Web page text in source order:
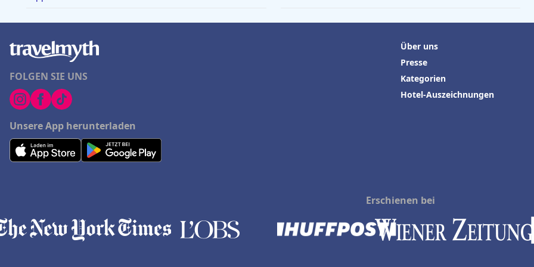
FOLGEN SIE UNS
Unsere App herunterladen
Über uns
Presse
Kategorien
Hotel-Auszeichnungen
Erschienen bei